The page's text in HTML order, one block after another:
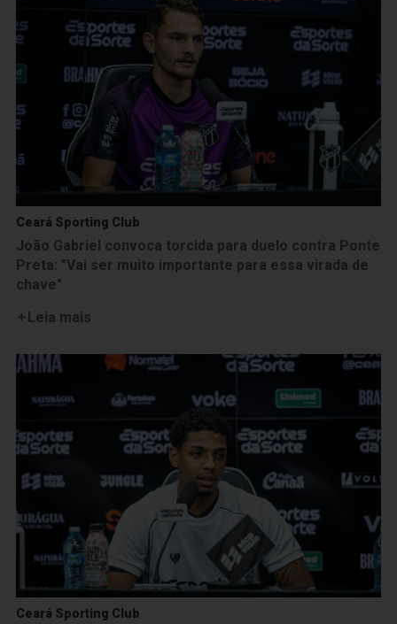
Ceará Sporting Club
João Gabriel convoca torcida para duelo contra Ponte
Preta: "Vai ser muito importante para essa virada de
chave"
Leia mais
Ceará Sporting Club